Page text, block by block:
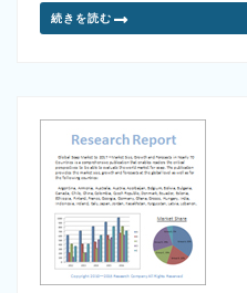
続きを読む